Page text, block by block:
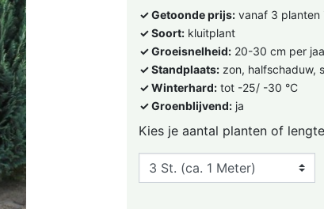
✓ Getoonde prijs:vanaf 3 planten
✓ Soort:kluitplant
✓ Groeisnelheid:20-30 cm per
✓ Standplaats:zon, halfschaduw,
✓ Winterhard:tot -25/ -30 °C
✓ Groenblijvend:ja
Kies je aantal planten of